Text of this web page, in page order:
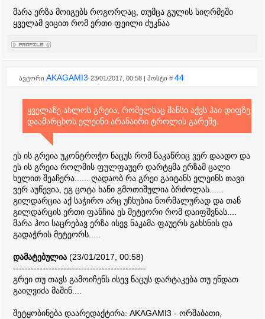
უნდა იგრძნოს და იმასაც თუ გავიხსენებთ, რომ ის
დრაკონებზე ნადირობ და თან საკმაოდ სწრაფიცაა
ამიტომ არ გამოვრიცხავ დიდად აკნოს გამოჩენას,
მაგრამ ამ ვარიანტებიდან მაინც ერზა მგონია მავისის
მაგიით.
მარა ერზა მოიგებს როგორღაც, თუმცა გულის სიღრმეში
ყველამ ვიცით რომ ერთი ფეილი ძუკნაა
ავტორი AKAGAMI3 23/01/2017, 00:58 | პოსტი # 44
ყველაზე ახლოს გრეია, რომელსაც შანსი აქვს ჰაი დიფზე
დაამარცხოს ელეინი არანაირი ტროლის გარეშე.
ეს ის გრეია უკონტროჭო ნაცუს რომ ნაკაწრიც ვერ დაადო და
ეს ის გრეია როლმის ფულფაუერ დარტყმა ერზამ ცალი
ხელით შეაჩერა...... ღადაობ რა გრეი გაიტანს ელეინს თავი
ვერ აუწევია, ეგ ცოტა ხანი გმოთიშულია ბრძოლას......
გილდარცია აქ საჭირო არც უჩხუბია ნორმალურად და თან
გილდარცის ერთი ფანჩია ეს მეტეორი რომ დაიფშვნას....
მარა ჰოი საცრებავ ერზა ისევ ნაკამა ფაუერს გახსნის და
გადაჭრის მეტეორს.....
დამატებულია (23/01/2017, 00:58)
---------------------------------------------
გრეი თუ თავს გამოიჩენს ისევ ნაცუს დარტაკება თუ ენდათ
გაიღვიძა მაშინ....
შეტყობინება დაარედაქტირა: AKAGAMI3 - ორშაბათი,